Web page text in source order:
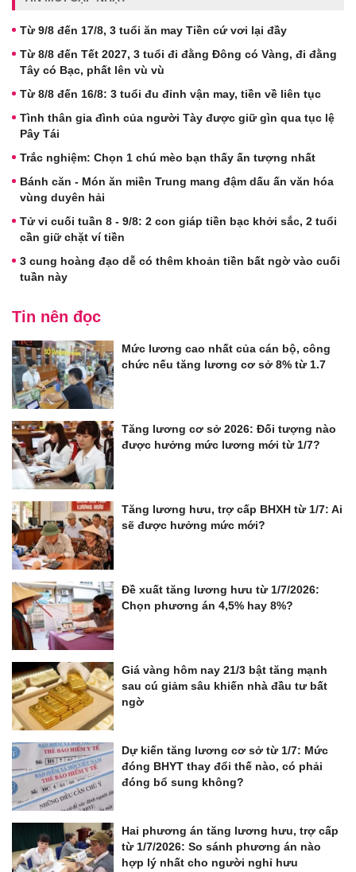
Từ 9/8 đến 17/8, 3 tuổi ăn may Tiền cứ vơi lại đầy
Từ 8/8 đến Tết 2027, 3 tuổi đi đằng Đông có Vàng, đi đằng
Tây có Bạc, phất lên vù vù
Từ 8/8 đến 16/8: 3 tuổi đu đỉnh vận may, tiền về liên tục
Tình thân gia đình của người Tày được giữ gìn qua tục lệ
Pây Tái
Trắc nghiệm: Chọn 1 chú mèo bạn thấy ấn tượng nhất
Bánh căn - Món ăn miền Trung mang đậm dấu ấn văn hóa
vùng duyên hải
Tử vi cuối tuần 8 - 9/8: 2 con giáp tiền bạc khởi sắc, 2 tuổi
cần giữ chặt ví tiền
3 cung hoàng đạo dễ có thêm khoản tiền bất ngờ vào cuối
tuần này
Tin nên đọc
Mức lương cao nhất của cán bộ, công
chức nếu tăng lương cơ sở 8% từ 1.7
Tăng lương cơ sở 2026: Đối tượng nào
được hưởng mức lương mới từ 1/7?
Tăng lương hưu, trợ cấp BHXH từ 1/7: Ai
sẽ được hưởng mức mới?
Đề xuất tăng lương hưu từ 1/7/2026:
Chọn phương án 4,5% hay 8%?
Giá vàng hôm nay 21/3 bật tăng mạnh
sau cú giảm sâu khiến nhà đầu tư bất
ngờ
Dự kiến tăng lương cơ sở từ 1/7: Mức
đóng BHYT thay đổi thế nào, có phải
đóng bổ sung không?
Hai phương án tăng lương hưu, trợ cấp
từ 1/7/2026: So sánh phương án nào
hợp lý nhất cho người nghỉ hưu